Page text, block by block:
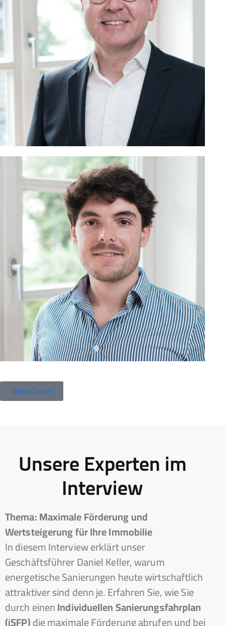
Unser Team
Unsere Experten im
Interview
Thema: Maximale Förderung und
Wertsteigerung für Ihre Immobilie
In diesem Interview erklärt unser
Geschäftsführer Daniel Keller, warum
energetische Sanierungen heute wirtschaftlich
attraktiver sind denn je. Erfahren Sie, wie Sie
durch einenIndividuellen Sanierungsfahrplan
(iSFP)die maximale Förderung abrufen und bei